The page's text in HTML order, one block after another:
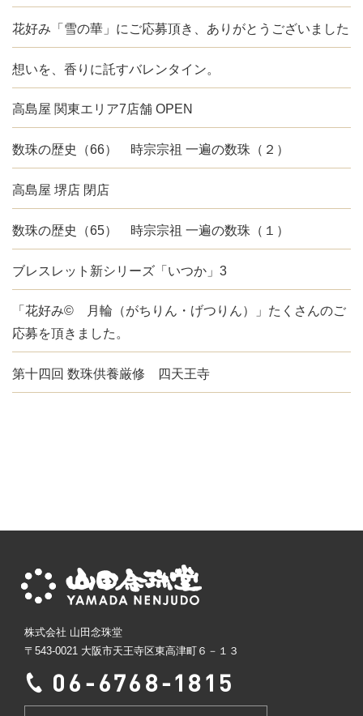
花好み「雪の華」にご応募頂き、ありがとうございました
想いを、香りに託すバレンタイン。
高島屋 関東エリア7店舗 OPEN
数珠の歴史（66） 時宗宗祖 一遍の数珠（２）
高島屋 堺店 閉店
数珠の歴史（65） 時宗宗祖 一遍の数珠（１）
ブレスレット新シリーズ「いつか」3
「花好み© 月輪（がちりん・げつりん）」たくさんのご
応募を頂きました。
第十四回 数珠供養厳修 四天王寺
株式会社 山田念珠堂
〒543-0021 大阪市天王寺区東高津町６－１３